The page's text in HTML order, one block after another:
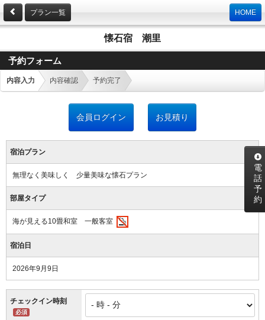
プラン一覧 HOME
懐石宿 潮里
予約フォーム
内容入力 内容確認 予約完了
会員ログイン お見積り
電
話
予
約
宿泊プラン
無理なく美味しく 少量美味な懐石プラン
部屋タイプ
海が見える10畳和室 一般客室
宿泊日
2026年9月9日
チェックイン時刻
必須